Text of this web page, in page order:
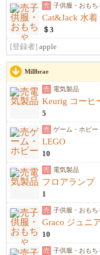
売 子供服・おもち
Cat&Jack 水着
＄3
[登録者] apple
Millbrae
売 電気製品
Keurig コーヒ
5
売 ゲーム・ホビー
LEGO
10
売 電気製品
フロアランプ
1
売 子供服・おもち
Graco ジュニ
10
売 子供服・おもち